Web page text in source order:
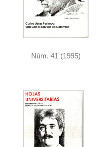
Núm. 41 (1995)